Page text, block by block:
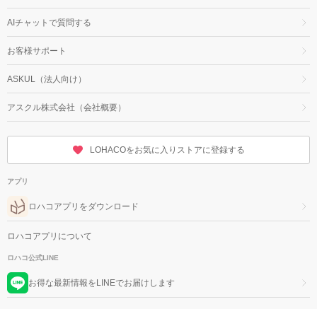
AIチャットで質問する
お客様サポート
ASKUL（法人向け）
アスクル株式会社（会社概要）
LOHACOをお気に入りストアに登録する
アプリ
ロハコアプリをダウンロード
ロハコアプリについて
ロハコ公式LINE
お得な最新情報をLINEでお届けします